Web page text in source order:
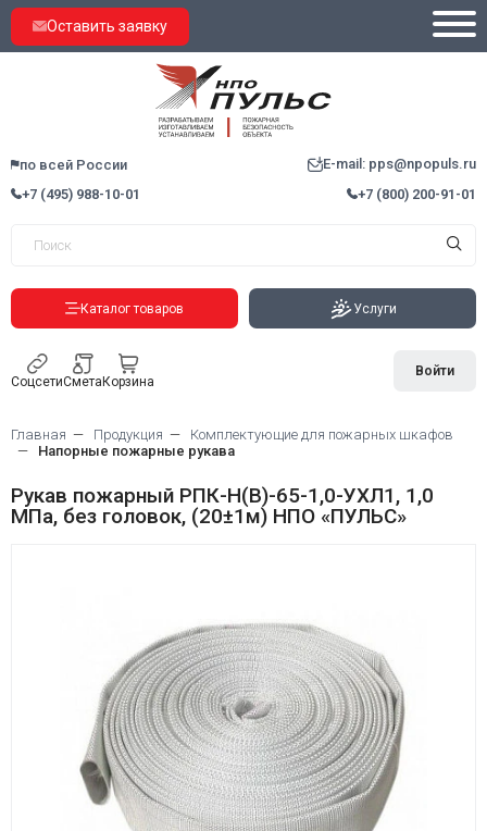
Оставить заявку
по всей России
E-mail: pps@npopuls.ru
+7 (495) 988-10-01
+7 (800) 200-91-01
Каталог товаров Услуги
СоцсетиСметаКорзина
Войти
Главная Продукция
Комплектующие для пожарных шкафов
Напорные пожарные рукава
Рукав пожарный РПК-Н(В)-65-1,0-УХЛ1, 1,0
МПа, без головок, (20±1м) НПО «ПУЛЬС»